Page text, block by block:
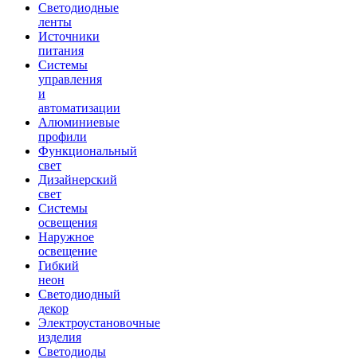
Светодиодные
ленты
Источники
питания
Системы
управления
и
автоматизации
Алюминиевые
профили
Функциональный
свет
Дизайнерский
свет
Системы
освещения
Наружное
освещение
Гибкий
неон
Светодиодный
декор
Электроустановочные
изделия
Светодиоды